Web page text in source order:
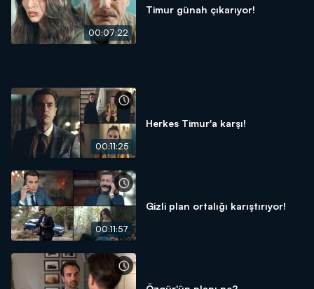
00:07:22
Timur günah çıkarıyor!
00:11:25
Herkes Timur'a karşı!
00:11:57
Gizli plan ortalığı karıştırıyor!